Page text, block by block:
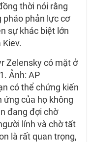
thời nói rằng
pháo phản lực cơ
sự khác biệt lớn
Zelensky có mặt ở
Ảnh: AP
có thể chứng kiến
ứng của họ không
đang đợi chờ
lính và chờ tất
là rất quan trọng,